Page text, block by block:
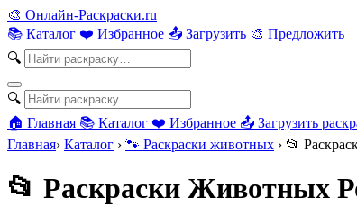
🎨 Онлайн-Раскраски.ru
📚 Каталог ❤️ Избранное 📤 Загрузить 🎨 Предложить
🔍
🔍
🏠 Главная 📚 Каталог ❤️ Избранное 📤 Загрузить
Главная› Каталог › 🐾 Раскраски животных › 📂
📂 Раскраски Животных